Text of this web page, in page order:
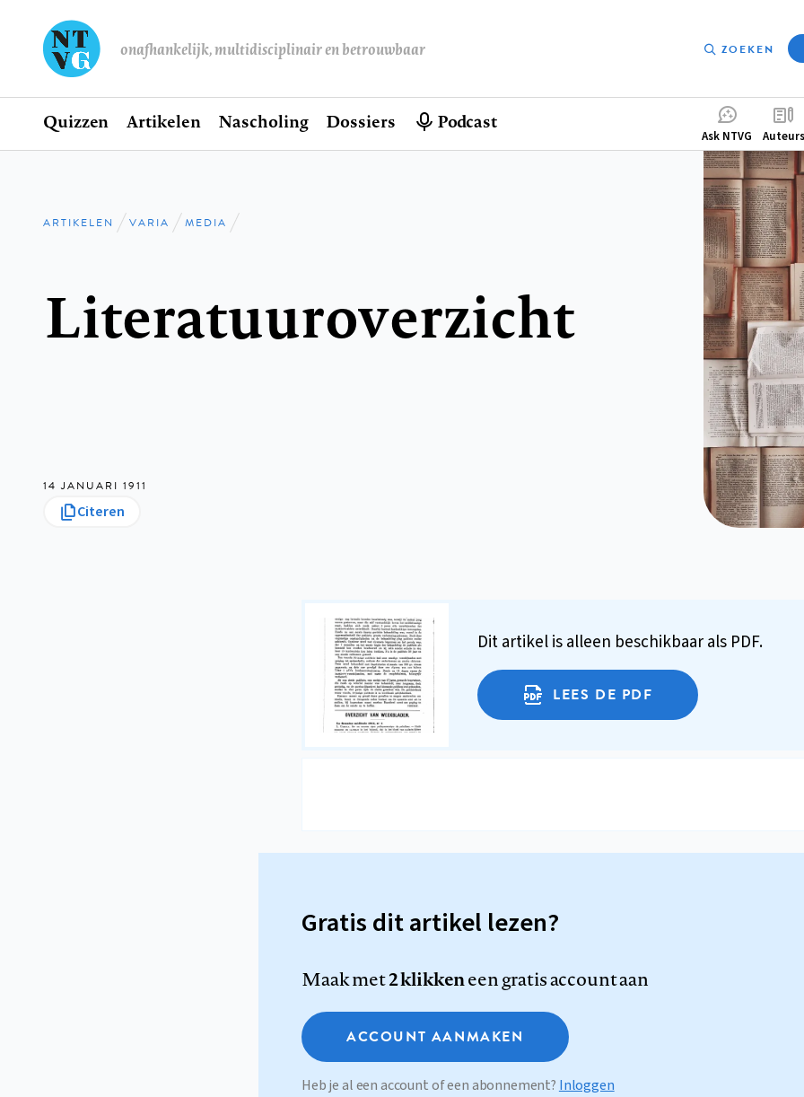
onafhankelijk, multidisciplinair en betrouwbaar ZOEKEN
Hoofdnavigatie
Home
Quizzen Artikelen Nascholing Dossiers Podcast
menu
Ask NTVG Auteurs
Kruimelpad
ARTIKELEN VARIA MEDIA
Literatuuroverzicht
14 JANUARI 1911
Citeren
Dit artikel is alleen beschikbaar als PDF.
LEES DE PDF
Gratis dit artikel lezen?
Maak met2 klikkeneen gratis account aan
ACCOUNT AANMAKEN
Heb je al een account of een abonnement? Inloggen